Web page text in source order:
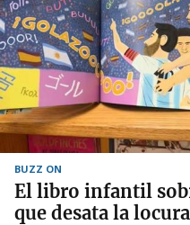
BUZZ ON
El libro infantil
que desata la